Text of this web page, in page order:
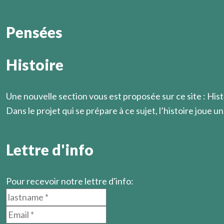
Pensées
Il est cependant une circonstance où la solidarité
Marcel Légaut
D'exigences en fidélités, et de fidélités en exigences,
Histoire
Une nouvelle section vous est proposée sur ce site :
Dans le projet qui se prépare à ce sujet, l’histoire joue
Lettre d'info
Pour recevoir notre lettre d'info: